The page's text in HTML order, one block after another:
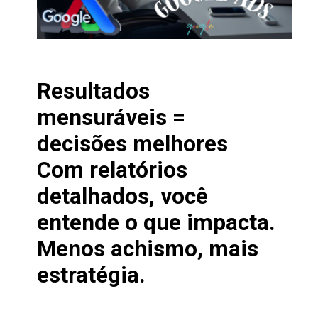
Resultados
mensuráveis =
decisões melhores
Com relatórios
detalhados, você
entende o que impacta.
Menos achismo, mais
estratégia.